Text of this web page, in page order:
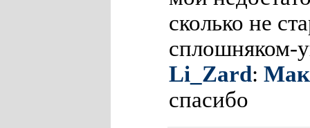
сколько не
сплошняком-
Li_Zard:
спасибо